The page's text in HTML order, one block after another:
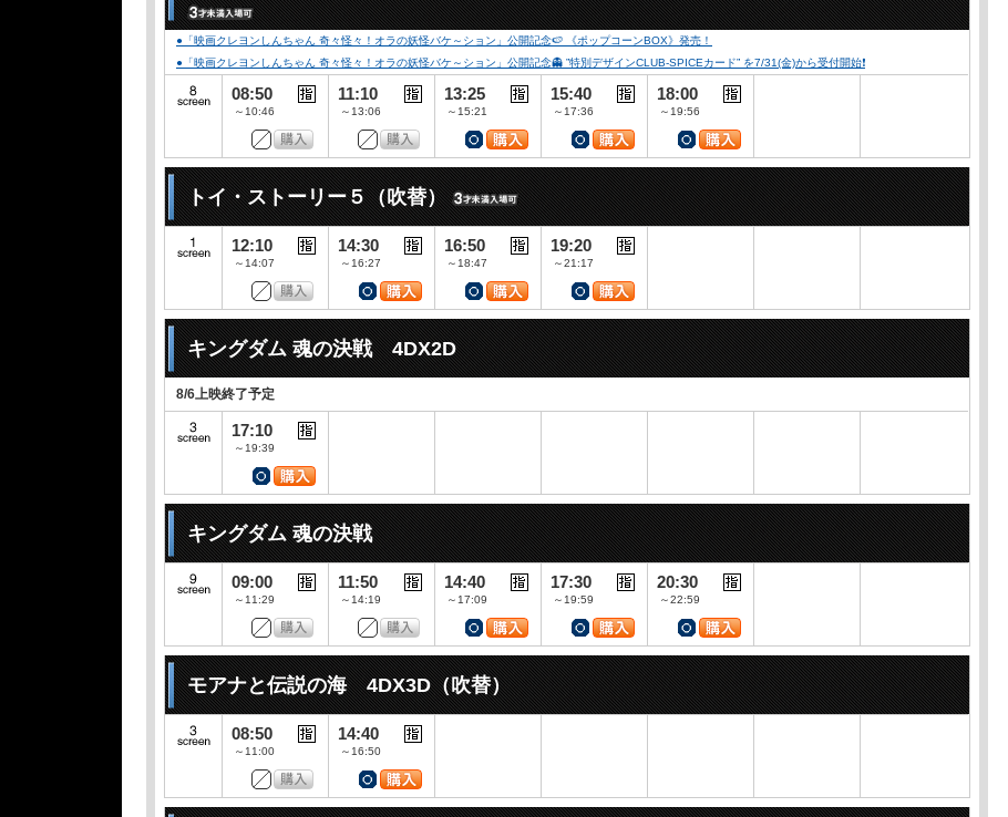
●「映画クレヨンしんちゃん 奇々怪々！オラの妖怪バケ～ション」公開記念🍉 《ポップコーンBOX》発売！
●「映画クレヨンしんちゃん 奇々怪々！オラの妖怪バケ～ション」公開記念👻 ”特別デザインCLUB-SPICEカード” を7/31(金)から受付開始❗️
08:50
～10:46
11:10
～13:06
13:25
～15:21
15:40
～17:36
18:00
～19:56
トイ・ストーリー５（吹替）
12:10
～14:07
14:30
～16:27
16:50
～18:47
19:20
～21:17
キングダム 魂の決戦 4DX2D
8/6上映終了予定
17:10
～19:39
キングダム 魂の決戦
09:00
～11:29
11:50
～14:19
14:40
～17:09
17:30
～19:59
20:30
～22:59
モアナと伝説の海 4DX3D（吹替）
08:50
～11:00
14:40
～16:50